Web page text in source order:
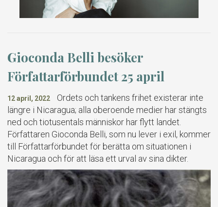
Gioconda Belli besöker
Författarförbundet 25 april
12 april, 2022
Ordets och tankens frihet existerar inte
längre i Nicaragua; alla oberoende medier har stängts
ned och tiotusentals människor har flytt landet.
Författaren Gioconda Belli, som nu lever i exil, kommer
till Författarförbundet för berätta om situationen i
Nicaragua och för att läsa ett urval av sina dikter.